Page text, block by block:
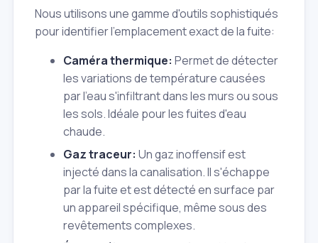
Nous utilisons une gamme d'outils sophistiqués
pour identifier l'emplacement exact de la fuite:
Caméra thermique: Permet de détecter
les variations de température causées
par l'eau s'infiltrant dans les murs ou sous
les sols. Idéale pour les fuites d'eau
chaude.
Gaz traceur: Un gaz inoffensif est
injecté dans la canalisation. Il s'échappe
par la fuite et est détecté en surface par
un appareil spécifique, même sous des
revêtements complexes.